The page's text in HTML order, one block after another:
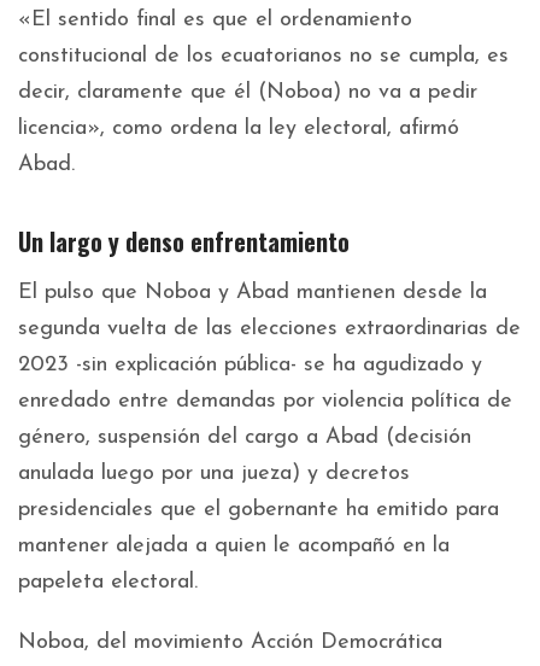
«El sentido final es que el ordenamiento
constitucional de los ecuatorianos no se cumpla, es
decir, claramente que él (Noboa) no va a pedir
licencia», como ordena la ley electoral, afirmó
Abad.
Un largo y denso enfrentamiento
El pulso que Noboa y Abad mantienen desde la
segunda vuelta de las elecciones extraordinarias de
2023 -sin explicación pública- se ha agudizado y
enredado entre demandas por violencia política de
género, suspensión del cargo a Abad (decisión
anulada luego por una jueza) y decretos
presidenciales que el gobernante ha emitido para
mantener alejada a quien le acompañó en la
papeleta electoral.
Noboa, del movimiento Acción Democrática